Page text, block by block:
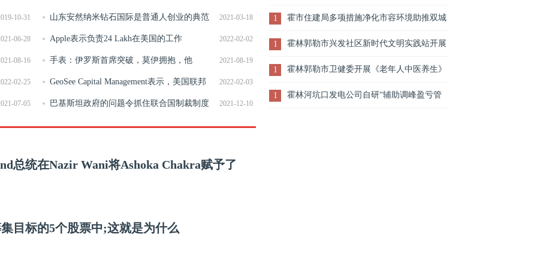
10-31 2021-03-18
山东安然纳米钻石国际是普通人创业的典范
06-28 2022-02-02
Apple表示负责24 Lakh在美国的工作
08-16 2021-08-19
手表：伊罗斯首席突破，莫伊拥抱，他
02-25 2022-02-03
GeoSee Capital Management表示，美国联邦
汇率削减不会影响印度投资者
07-05 2021-12-10
巴基斯坦政府的问题令抓住联合国制裁制度
下的所有禁用服装的资产
总统在Nazir Wani将Ashoka Chakra赋予了
目标的5个股票中;这就是为什么
宣传活动
1 霍市住建局多项措施净化市容环境助推双城
创建
1 霍林郭勒市兴发社区新时代文明实践站开展
加强网络文明建设主题宣传活动
1 霍林郭勒市卫健委开展《老年人中医养生》
健康知识讲座
1 霍林河坑口发电公司自研“辅助调峰盈亏管